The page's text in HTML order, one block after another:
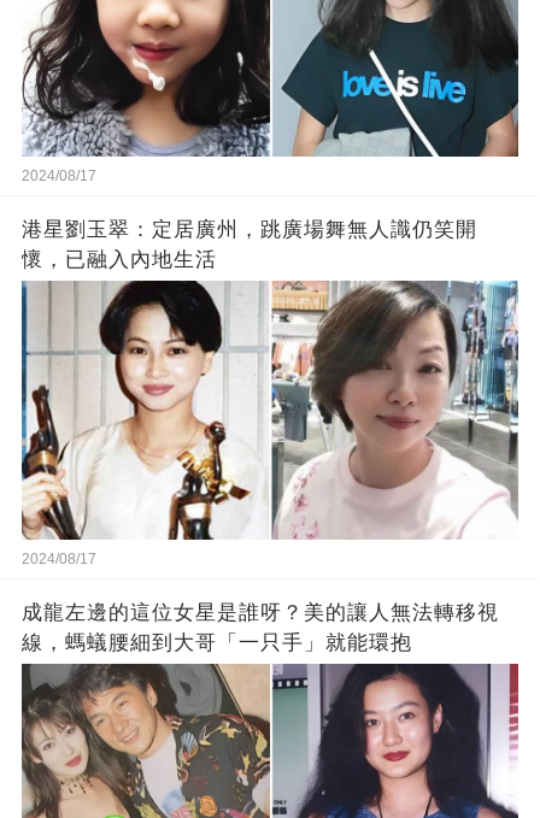
2024/08/17
港星劉玉翠：定居廣州，跳廣場舞無人識仍笑開
懷，已融入內地生活
2024/08/17
成龍左邊的這位女星是誰呀？美的讓人無法轉移視
線，螞蟻腰細到大哥「一只手」就能環抱